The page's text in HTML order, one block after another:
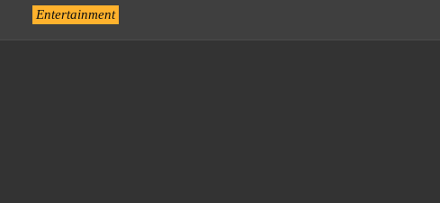
Entertainment